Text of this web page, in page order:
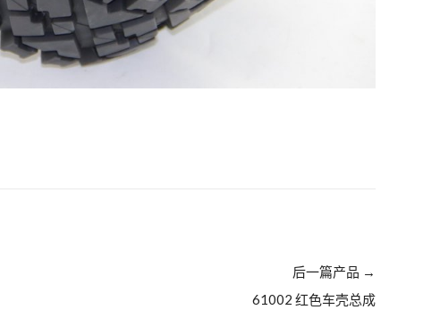
后一篇产品 →
61002 红色车壳总成